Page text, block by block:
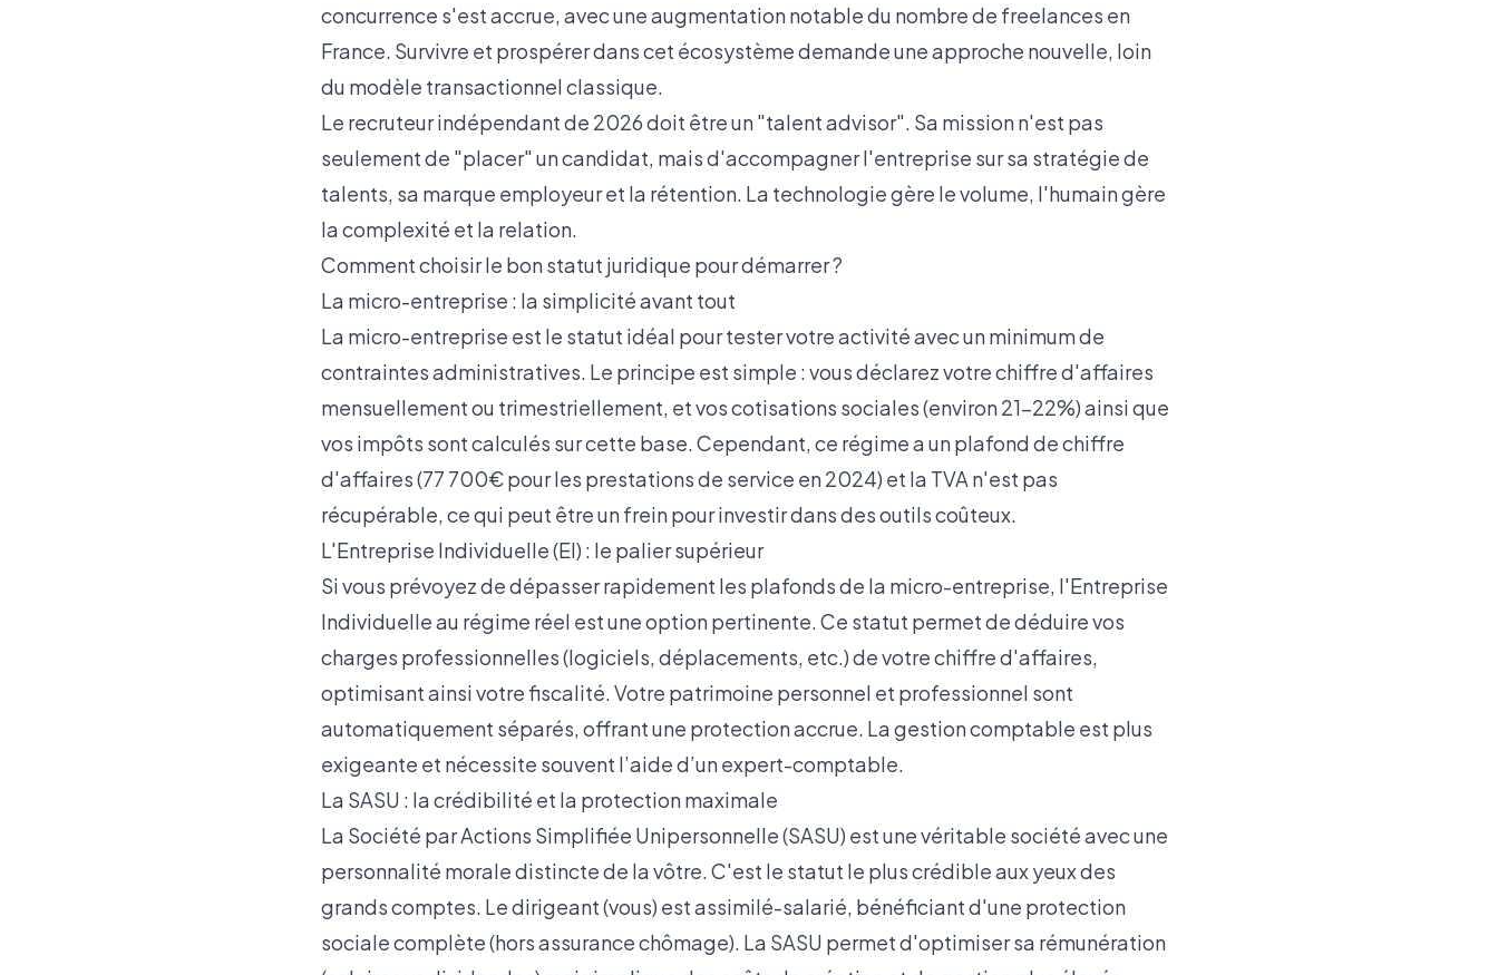
concurrence s'est accrue, avec une augmentation notable du nombre de freelances en
France. Survivre et prospérer dans cet écosystème demande une approche nouvelle, loin
du modèle transactionnel classique.
Le recruteur indépendant de 2026 doit être un "talent advisor". Sa mission n'est pas
seulement de "placer" un candidat, mais d'accompagner l'entreprise sur sa stratégie de
talents, sa marque employeur et la rétention. La technologie gère le volume, l'humain gère
la complexité et la relation.
Comment choisir le bon statut juridique pour démarrer ?
La micro-entreprise : la simplicité avant tout
La micro-entreprise est le statut idéal pour tester votre activité avec un minimum de
contraintes administratives. Le principe est simple : vous déclarez votre chiffre d'affaires
mensuellement ou trimestriellement, et vos cotisations sociales (environ 21-22%) ainsi que
vos impôts sont calculés sur cette base. Cependant, ce régime a un plafond de chiffre
d'affaires (77 700€ pour les prestations de service en 2024) et la TVA n'est pas
récupérable, ce qui peut être un frein pour investir dans des outils coûteux.
L'Entreprise Individuelle (EI) : le palier supérieur
Si vous prévoyez de dépasser rapidement les plafonds de la micro-entreprise, l'Entreprise
Individuelle au régime réel est une option pertinente. Ce statut permet de déduire vos
charges professionnelles (logiciels, déplacements, etc.) de votre chiffre d'affaires,
optimisant ainsi votre fiscalité. Votre patrimoine personnel et professionnel sont
automatiquement séparés, offrant une protection accrue. La gestion comptable est plus
exigeante et nécessite souvent l’aide d’un expert-comptable.
La SASU : la crédibilité et la protection maximale
La Société par Actions Simplifiée Unipersonnelle (SASU) est une véritable société avec une
personnalité morale distincte de la vôtre. C'est le statut le plus crédible aux yeux des
grands comptes. Le dirigeant (vous) est assimilé-salarié, bénéficiant d'une protection
sociale complète (hors assurance chômage). La SASU permet d'optimiser sa rémunération